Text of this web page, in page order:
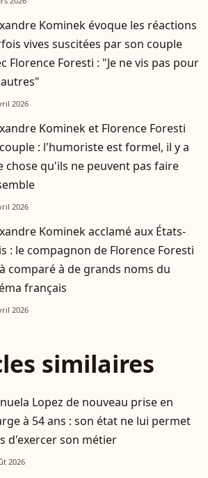
Kominek évoque les réactions
vives suscitées par son couple
Florence Foresti : "Je ne vis pas pour
2026
Kominek et Florence Foresti
: l'humoriste est formel, il y a
chose qu'ils ne peuvent pas faire
2026
Kominek acclamé aux États-
: le compagnon de Florence Foresti
comparé à de grands noms du
français
2026
similaires
Lopez de nouveau prise en
à 54 ans : son état ne lui permet
d'exercer son métier
2026